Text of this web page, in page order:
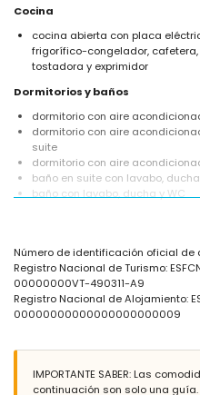
Cocina
cocina abierta con placa
frigorífico-congelador,
tostadora y exprimidor
Dormitorios y baños
dormitorio con aire
dormitorio con aire
suite
dormitorio con aire
baño en suite con lavabo, ducha
baño con lavabo, ducha y WC
piscina privada de 10m x 6m y
jardín con árboles y muebles
terraza cubierta
cocina al aire libre
ducha exterior
3 plazas de aparcamiento
Más información
Número de identificación oficial de
Registro Nacional de Turismo:
00000000VT-490311-A9
Registro Nacional de Alojamiento:
00000000000000000000009
IMPORTANTE SABER: Las
continuación son solo una